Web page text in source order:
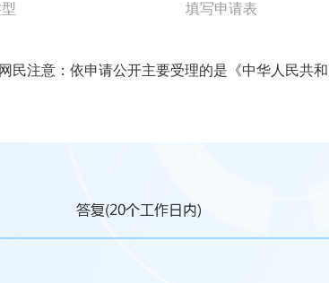
填写申请表
意：依申请公开主要受理的是《中华人民共和